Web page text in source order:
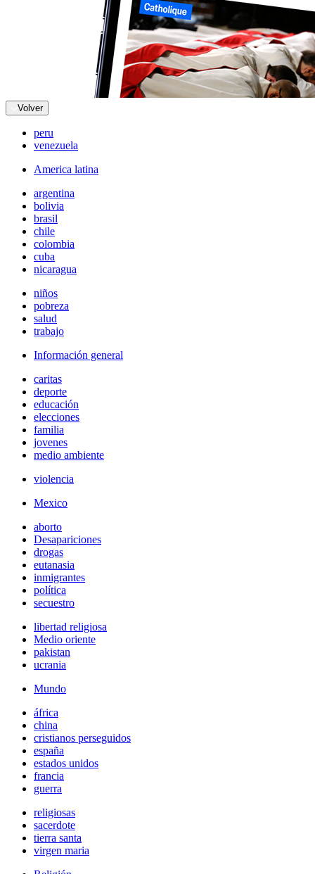
Volver
peru
venezuela
America latina
argentina
bolivia
brasil
chile
colombia
cuba
nicaragua
niños
pobreza
salud
trabajo
Información general
caritas
deporte
educación
elecciones
familia
jovenes
medio ambiente
violencia
Mexico
aborto
Desapariciones
drogas
eutanasia
inmigrantes
política
secuestro
libertad religiosa
Medio oriente
pakistan
ucrania
Mundo
áfrica
china
cristianos perseguidos
españa
estados unidos
francia
guerra
religiosas
sacerdote
tierra santa
virgen maria